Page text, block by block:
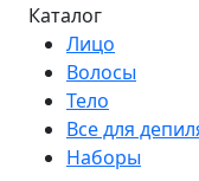
Каталог
Лицо
Волосы
Тело
Все для
Наборы